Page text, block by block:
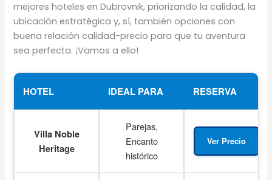
mejores hoteles en Dubrovnik, priorizando la calidad, la
ubicación estratégica y, sí, también opciones con
buena relación calidad-precio para que tu aventura
sea perfecta. ¡Vamos a ello!
HOTEL IDEAL PARA RESERVA
Villa Noble
Heritage
Parejas,
Encanto
histórico
Ver Precio